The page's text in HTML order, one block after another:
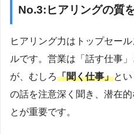
No.3:ヒアリングの質
ヒアリング力はトップセー
ルです。営業は「話す仕事
が、むしろ「聞く仕事」と
の話を注意深く聞き、潜在
とが重要です。